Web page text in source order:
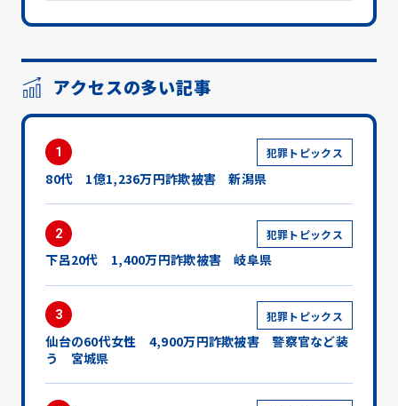
アクセスの多い記事
1 犯罪トピックス
80代 1億1,236万円詐欺被害 新潟県
2 犯罪トピックス
下呂20代 1,400万円詐欺被害 岐阜県
3 犯罪トピックス
仙台の60代女性 4,900万円詐欺被害 警察官など装
う 宮城県